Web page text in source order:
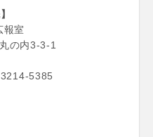
報室
の内3-3-1
5385